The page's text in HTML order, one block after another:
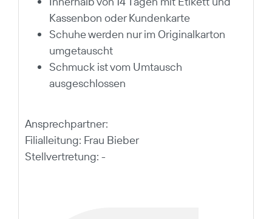
Kassenbon oder Kundenkarte
Schuhe werden nur im Originalkarton
umgetauscht
Schmuck ist vom Umtausch
ausgeschlossen
Ansprechpartner:
Filialleitung: Frau Bieber
Stellvertretung: -